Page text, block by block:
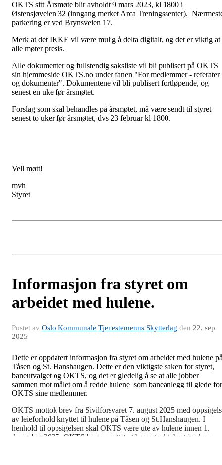
OKTS sitt Årsmøte blir avholdt 9 mars 2023, kl 1800 i
Østensjøveien 32 (inngang merket Arca Treningssenter).
parkering er ved Brynsveien 17.
Merk at det IKKE vil være mulig å delta digitalt, og det er viktig at
alle møter presis.
Alle dokumenter og fullstendig saksliste vil bli publisert på OKTS
sin hjemmeside OKTS.no under fanen "For medlemmer - referater
og dokumenter". Dokumentene vil bli publisert fortløpende, og
senest en uke før årsmøtet.
Forslag som skal behandles på årsmøtet, må være sendt til styret
senest to uker før årsmøtet, dvs 23 februar kl 1800.
Vell møtt!
mvh
Styret
Informasjon fra styret om
arbeidet med hulene.
Postet av Oslo Kommunale Tjenestemenns Skytterlag den 22. sep
2025
Dette er oppdatert informasjon fra styret om arbeidet med hulene på
Tåsen og St. Hanshaugen. Dette er den viktigste saken for styret,
baneutvalget og OKTS, og det er gledelig å se at alle jobber
sammen mot målet om å redde hulene som baneanlegg til glede for
OKTS sine medlemmer.
OKTS mottok brev fra Sivilforsvaret 7. august 2025 med
av leieforhold knyttet til hulene på Tåsen og St.Hanshaugen. I
henhold til oppsigelsen skal OKTS være ute av hulene innen 1.
desember 2025. OKTS har opprettet et baneutvalg, bestående av